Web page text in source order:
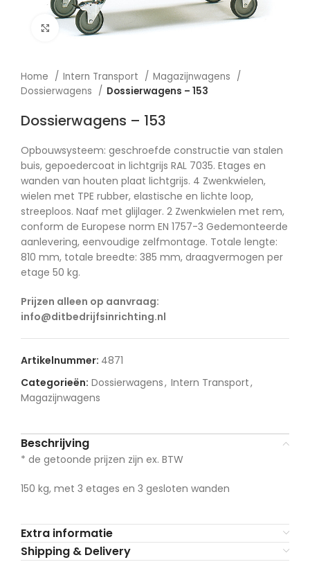
Afbeelding vergroten
Home Intern Transport
Magazijnwagens
Dossierwagens
Dossierwagens – 153
Dossierwagens – 153
Opbouwsysteem: geschroefde constructie van stalen
buis, gepoedercoat in lichtgrijs RAL 7035. Etages en
wanden van houten plaat lichtgrijs. 4 Zwenkwielen,
wielen met TPE rubber, elastische en lichte loop,
streeploos. Naaf met glijlager. 2 Zwenkwielen met rem,
conform de Europese norm EN 1757-3 Gedemonteerde
aanlevering, eenvoudige zelfmontage. Totale lengte:
810 mm, totale breedte: 385 mm, draagvermogen per
etage 50 kg.
Prijzen alleen op aanvraag:
info@ditbedrijfsinrichting.nl
Artikelnummer: 4871
Categorieën: Dossierwagens, Intern Transport,
Magazijnwagens
Beschrijving
* de getoonde prijzen zijn ex. BTW
150 kg, met 3 etages en 3 gesloten wanden
Extra informatie
Shipping & Delivery